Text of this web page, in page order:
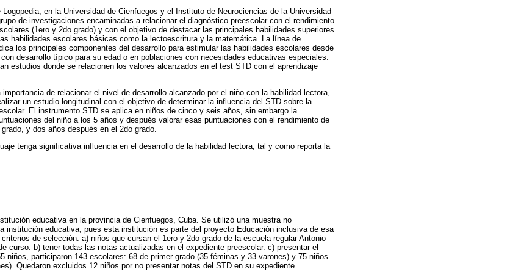
en la Universidad de Cienfuegos y el Instituto de Neurociencias de la Universidad
de investigaciones encaminadas a relacionar el diagnóstico preescolar con el rendimiento
(1ero y 2do grado) y con el objetivo de destacar las principales habilidades superiores
habilidades escolares básicas como la lectoescritura y la matemática. La línea de
los principales componentes del desarrollo para estimular las habilidades escolares desde
desarrollo típico para su edad o en poblaciones con necesidades educativas especiales.
estudios donde se relacionen los valores alcanzados en el test STD con el aprendizaje
de relacionar el nivel de desarrollo alcanzado por el niño con la habilidad lectora,
un estudio longitudinal con el objetivo de determinar la influencia del STD sobre la
El instrumento STD se aplica en niños de cinco y seis años, sin embargo la
del niño a los 5 años y después valorar esas puntuaciones con el rendimiento de
y dos años después en el 2do grado.
tenga significativa influencia en el desarrollo de la habilidad lectora, tal y como reporta la
educativa en la provincia de Cienfuegos, Cuba. Se utilizó una muestra no
institución educativa, pues esta institución es parte del proyecto Educación inclusiva de esa
de selección: a) niños que cursan el 1ero y 2do grado de la escuela regular Antonio
curso. b) tener todas las notas actualizadas en el expediente preescolar. c) presentar el
niños, participaron 143 escolares: 68 de primer grado (35 féminas y 33 varones) y 75 niños
Quedaron excluidos 12 niños por no presentar notas del STD en su expediente